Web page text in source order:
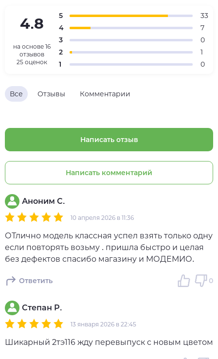
Все Отзывы Комментарии
Написать отзыв
Написать комментарий
Аноним С.
10 апреля 2026 в 11:36
ОТлично модель классная успел взять только одну
если повторять возьму . пришла быстро и целая
без дефектов спасибо магазину и МОДЕМИО.
Ответить 0
Степан Р.
13 января 2026 в 22:45
Шикарный 2тэ116 жду перевыпуск с новым цветом
4.8
на основе 16
отзывов
25 оценок
5
33
4
7
3
0
2
1
1
0